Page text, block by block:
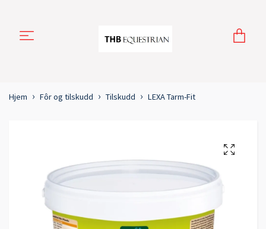
Hjem Fôr og tilskudd Tilskudd LEXA Tarm-Fit